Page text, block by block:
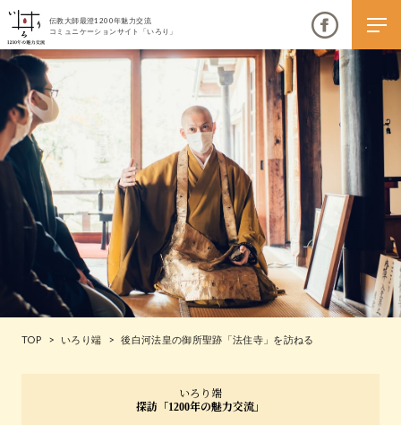
伝教大師最澄1200年魅力交流
コミュニケーションサイト「いろり」
伝教大師最澄1200年魅力交流
いろりとは
伝教大師最澄1200年魅力交流委員会とは
大学コラボプロジェクト
TOP > いろり端 > 後白河法皇の御所聖跡「法住寺」を訪ねる
いろり端
探訪「1200年の魅力交流」